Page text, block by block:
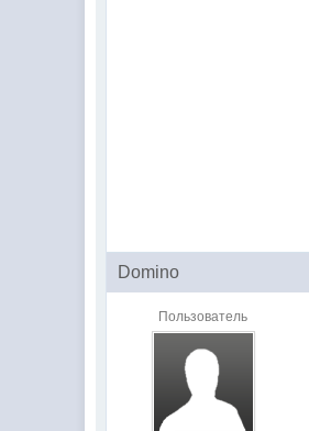
Domino
Пользователь